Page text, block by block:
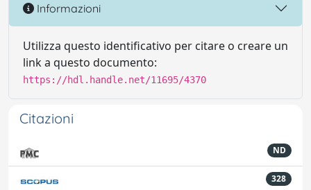
Informazioni
Utilizza questo identificativo per citare o creare un
link a questo documento:
https://hdl.handle.net/11695/4370
Citazioni
ND
328